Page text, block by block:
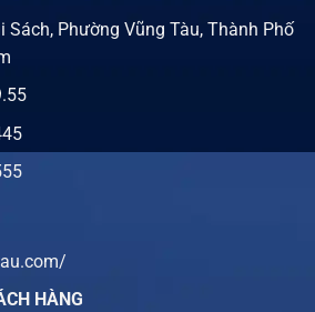
Phường Vũng Tàu, Thành Phố
HÀNG